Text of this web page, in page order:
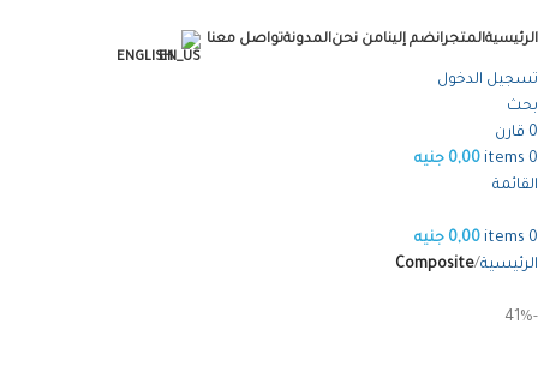
الرئيسيةالمتجرانضم إلينامن نحنالمدونةتواصل معنا
ENGLISH
تسجيل الدخول
بحث
0 قارن
0
items
0,00 جنيه
القائمة
0
items
0,00 جنيه
الرئيسية Composite
-41%